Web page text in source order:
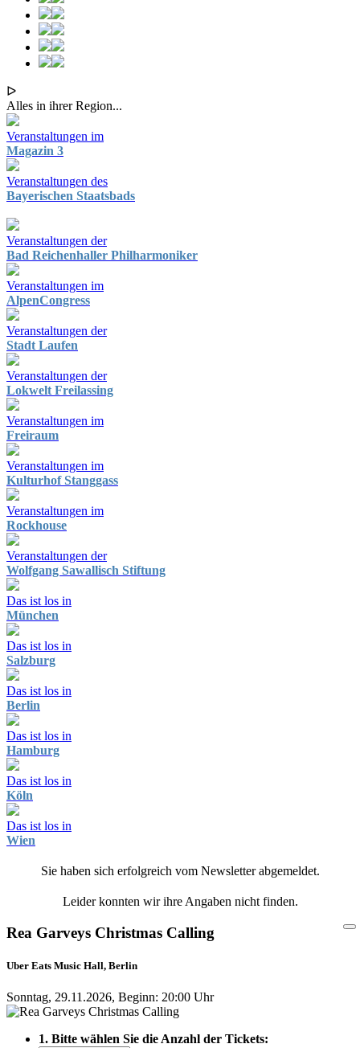
ᐅ
Alles in ihrer Region...
Veranstaltungen im
Magazin 3
Veranstaltungen des
Bayerischen Staatsbads
Veranstaltungen der
Bad Reichenhaller Philharmoniker
Veranstaltungen im
AlpenCongress
Veranstaltungen der
Stadt Laufen
Veranstaltungen der
Lokwelt Freilassing
Veranstaltungen im
Freiraum
Veranstaltungen im
Kulturhof Stanggass
Veranstaltungen im
Rockhouse
Veranstaltungen der
Wolfgang Sawallisch Stiftung
Das ist los in
München
Das ist los in
Salzburg
Das ist los in
Berlin
Das ist los in
Hamburg
Das ist los in
Köln
Das ist los in
Wien
Sie haben sich erfolgreich vom Newsletter abgemeldet.
Leider konnten wir ihre Angaben nicht finden.
Rea Garveys Christmas Calling
Uber Eats Music Hall, Berlin
Sonntag, 29.11.2026, Beginn: 20:00 Uhr
1. Bitte wählen Sie die Anzahl der Tickets: